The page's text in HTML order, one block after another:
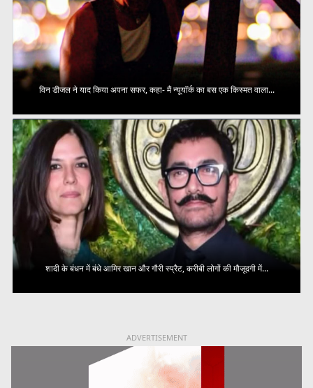
विन डीजल ने याद किया अपना सफर, कहा- मैं न्यूयॉर्क का बस एक किस्मत वाला...
शादी के बंधन में बंधे आमिर खान और गौरी स्प्रैट, करीबी लोगों की मौजूदगी में...
ADVERTISEMENT